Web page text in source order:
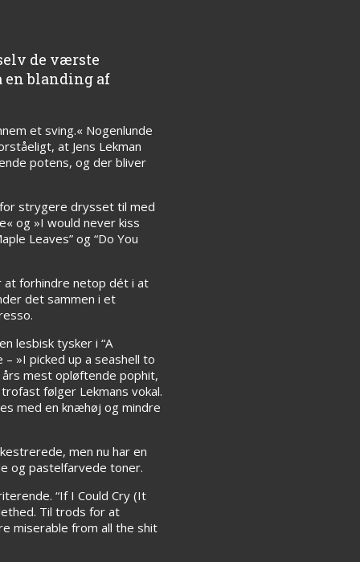
de værste
en blanding af
et sving.« Nogenlunde
at Jens Lekman
potens, og der bliver
strygere drysset til med
og »I would never kiss
Leaves” og “Do You
at forhindre netop dét i at
det sammen i et
lesbisk tysker i “A
– »I picked up a seashell to
mest opløftende pophit,
følger Lekmans vokal.
med en knæhøj og mindre
men nu har en
og pastelfarvede toner.
“If I Could Cry (It
Til trods for at
miserable from all the shit